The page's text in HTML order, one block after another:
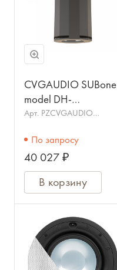
CVGAUDIO SUBone
model DH-
8/BL/CR/T
подвесной
трансляционный
сабвуфер, 8",
100W/100V
Арт. PZCVGAUDIO
8BL/CR/T
По запросу
40 027 ₽
В корзину